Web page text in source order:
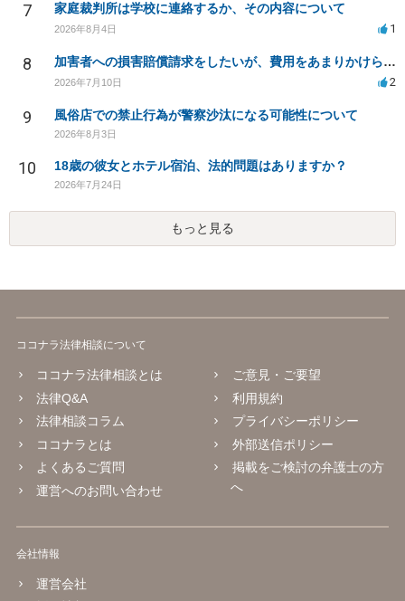
7 家庭裁判所は学校に連絡するか、その内容について
2026年8月4日 1
8 加害者への損害賠償請求をしたいが、費用をあまりかけられない
2026年7月10日 2
9 風俗店での禁止行為が警察沙汰になる可能性について
2026年8月3日
10 18歳の彼女とホテル宿泊、法的問題はありますか？
2026年7月24日
もっと見る
ココナラ法律相談について
ココナラ法律相談とは
法律Q&A
法律相談コラム
ココナラとは
よくあるご質問
運営へのお問い合わせ
ご意見・ご要望
利用規約
プライバシーポリシー
外部送信ポリシー
掲載をご検討の弁護士の方
へ
会社情報
運営会社